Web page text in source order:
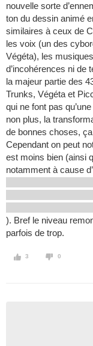
nouvelle sorte
ton du dessin animé
similaires à ceux de
les voix (un des
Végéta), les
d’incohérences ni de
la majeur partie des
Trunks, Végéta et
qui ne font pas
non plus, la
de bonnes choses,
Cependant on peut
est moins bien (ainsi
notamment à cause
). Bref le niveau
parfois de trop.
3 0